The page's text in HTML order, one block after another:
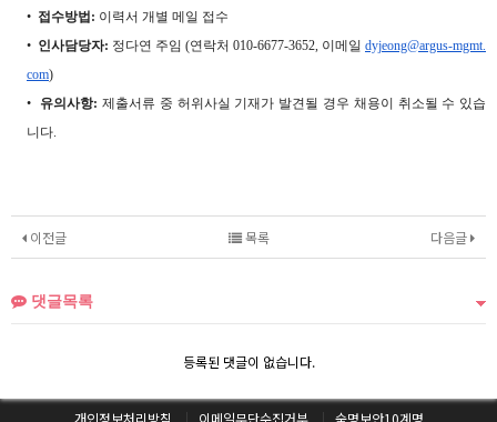
• 접수방법 : 이력서 개별 메일 접수
• 인사담당자: 정다연 주임 (연락처 010-6677-3652, 이메일 dyjeong@argus-mgmt.
com)
•
유의사항:제출서류 중 허위사실 기재가 발견될 경우 채용이 취소될 수 있습
니다.
이전글 다음글
목록
댓글목록
등록된 댓글이 없습니다.
개인정보처리방침 이메일무단수집거부 숙명보안10계명